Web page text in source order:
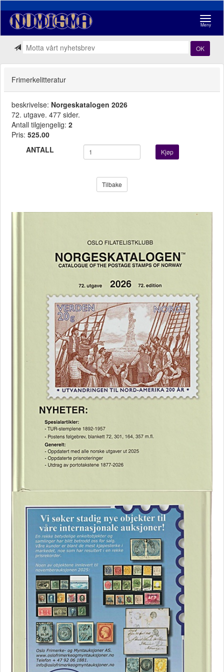
Meny
OK
Frimerkelitteratur
beskrivelse: Norgeskatalogen 2026
72. utgave. 477 sider.
Antall tilgjengelig: 2
Pris: 525.00
ANTALL
Kjøp
Tilbake